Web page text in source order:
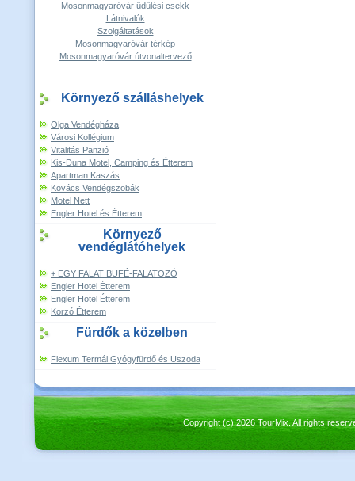
Mosonmagyaróvár üdülési csekk
Látnivalók
Szolgáltatások
Mosonmagyaróvár térkép
Mosonmagyaróvár útvonaltervező
Környező szálláshelyek
Olga Vendégháza
Városi Kollégium
Vitalitás Panzió
Kis-Duna Motel, Camping és Étterem
Apartman Kaszás
Kovács Vendégszobák
Motel Nett
Engler Hotel és Étterem
Környező
vendéglátóhelyek
+ EGY FALAT BÜFÉ-FALATOZÓ
Engler Hotel Étterem
Engler Hotel Étterem
Korzó Étterem
Fürdők a közelben
Flexum Termál Gyógyfürdő és Uszoda
Copyright (c) 2026 TourMix. All rights